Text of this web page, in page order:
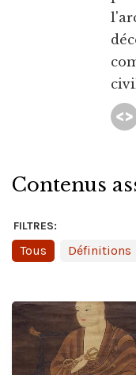
Contenus
FILTRES:
Tous Définitions